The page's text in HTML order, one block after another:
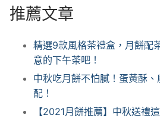
推薦文章
精選9款風格茶禮盒，月餅配
意的下午茶吧！
中秋吃月餅不怕膩！蛋黃酥
配！
【2021月餅推薦】中秋送禮